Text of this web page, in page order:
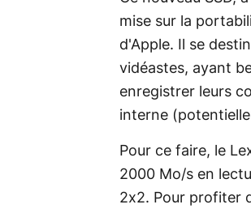
mise sur la
d'Apple. Il se
vidéastes, ayant
enregistrer leurs
interne
Pour ce faire, le
2000 Mo/s en
2x2. Pour profiter